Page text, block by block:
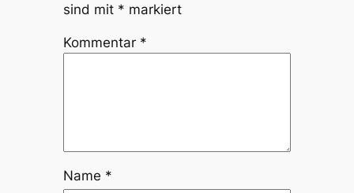
sind mit * markiert
Kommentar *
Name *